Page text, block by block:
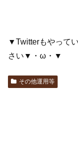
▼Twitterもやって
さい▼・ω・▼
その他運用等